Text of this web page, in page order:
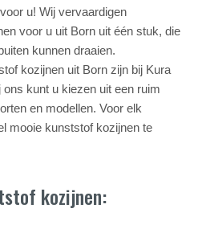
u! Wij vervaardigen
voor u uit Born uit één stuk, die
kunnen draaien.
kozijnen uit Born zijn bij Kura
kunt u kiezen uit een ruim
en modellen. Voor elk
mooie kunststof kozijnen te
kozijnen: